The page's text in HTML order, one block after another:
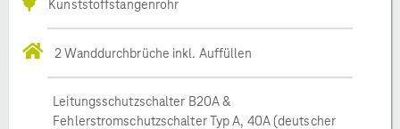
Kunststoffstangenrohr
2 Wanddurchbrüche inkl. Auffüllen
Leitungsschutzschalter B20A &
Fehlerstromschutzschalter Typ A, 40A (deutscher